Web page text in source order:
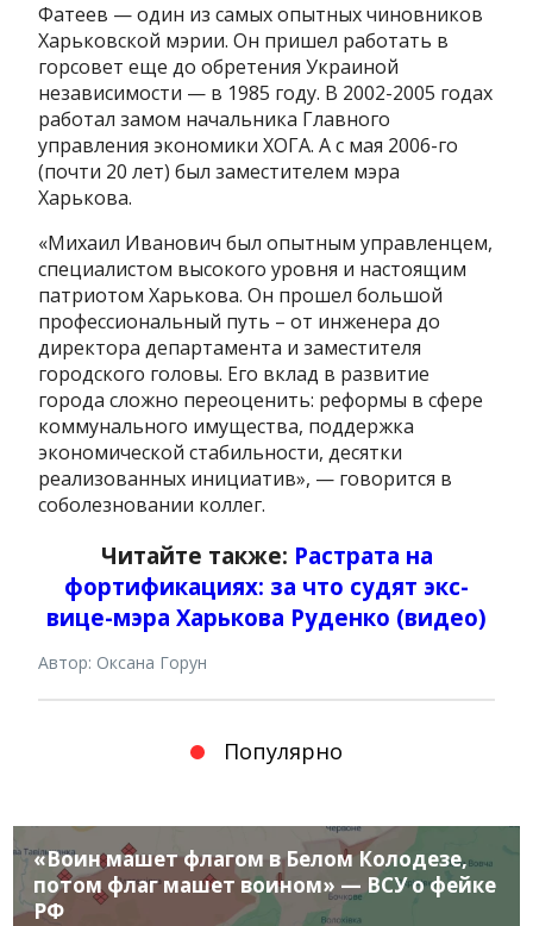
Фатеев — один из самых опытных чиновников
Харьковской мэрии. Он пришел работать в
горсовет еще до обретения Украиной
независимости — в 1985 году. В 2002-2005 годах
работал замом начальника Главного
управления экономики ХОГА. А с мая 2006-го
(почти 20 лет) был заместителем мэра
Харькова.
«Михаил Иванович был опытным управленцем,
специалистом высокого уровня и настоящим
патриотом Харькова. Он прошел большой
профессиональный путь – от инженера до
директора департамента и заместителя
городского головы. Его вклад в развитие
города сложно переоценить: реформы в сфере
коммунального имущества, поддержка
экономической стабильности, десятки
реализованных инициатив», — говорится в
соболезновании коллег.
Читайте также: Растрата на
фортификациях: за что судят экс-
вице-мэра Харькова Руденко (видео)
Автор: Оксана Горун
Популярно
«Воин машет флагом в Белом Колодезе,
потом флаг машет воином» — ВСУ о фейке
РФ